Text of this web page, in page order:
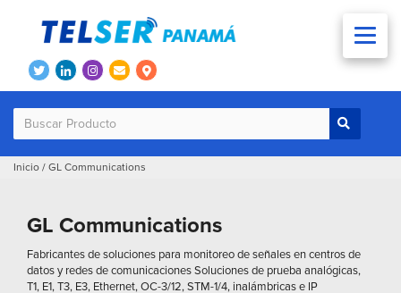
Inicio / GL Communications
GL Communications
Fabricantes de soluciones para monitoreo de señales en centros de
datos y redes de comunicaciones Soluciones de prueba analógicas,
T1, E1, T3, E3, Ethernet, OC-3/12, STM-1/4, inalámbricas e IP